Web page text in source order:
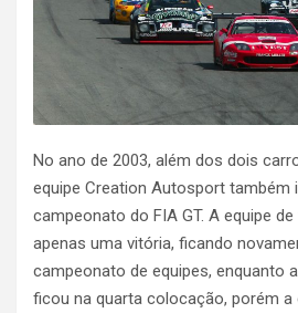
No ano de 2003, além dos dois
equipe Creation Autosport também
campeonato do FIA GT. A equipe
apenas uma vitória, ficando
campeonato de equipes, enquanto
ficou na quarta colocação, porém a